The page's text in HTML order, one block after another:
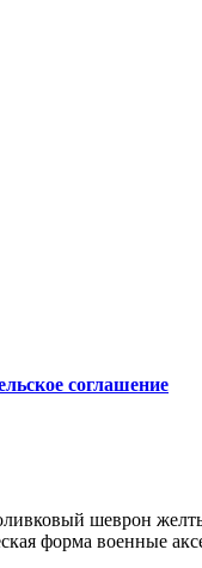
соглашение
шеврон
форма военные